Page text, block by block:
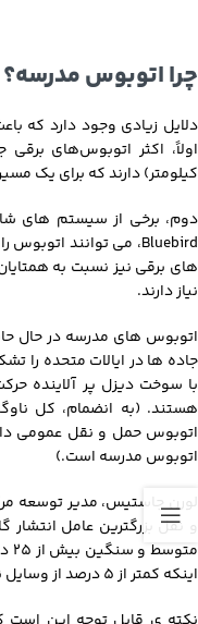
چرا اتوبوس مدرسه؟
دلایل زیادی وجود دارد که
کیلومتر) دارند که برای یک
های برقی نیز نسبت به
نیاز دارند.
اتوبوس مدرسه است.)
لورن جاستیس، مدیر توسعه
و نقل بزرگترین عامل
اینکه کمتر از 5 درصد از وسایل نقلیه در جاده ها را شامل می شود.